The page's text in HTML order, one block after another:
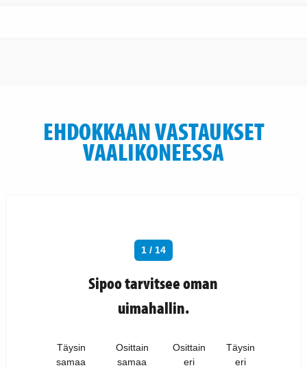
EHDOKKAAN VASTAUKSET
VAALIKONEESSA
1 / 14
Sipoo tarvitsee oman
uimahallin.
Täysin
samaa
Osittain
samaa
Osittain
eri
Täysin
eri